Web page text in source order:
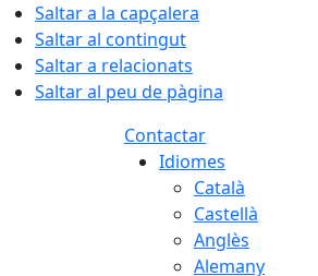
Saltar a la capçalera
Saltar al contingut
Saltar a relacionats
Saltar al peu de pàgina
Contactar
Idiomes
Català
Castellà
Anglès
Alemany